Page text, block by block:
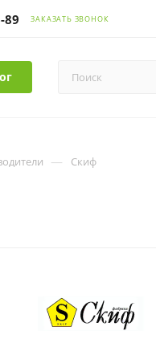
89 ЗАКАЗАТЬ ЗВОНОК
— Скиф